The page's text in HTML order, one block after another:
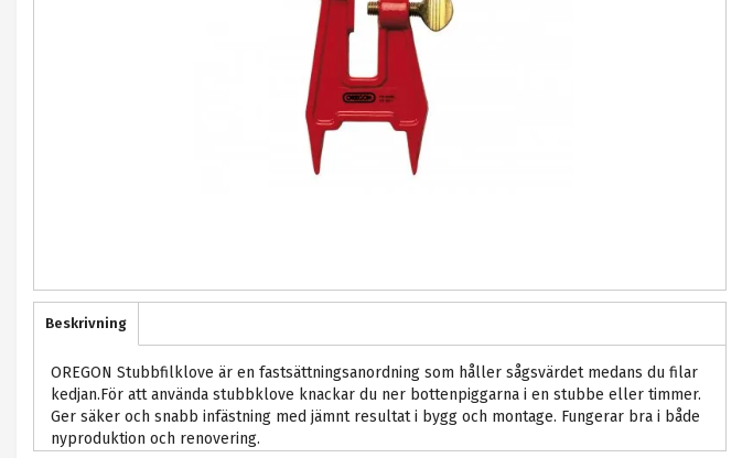
Beskrivning
OREGON Stubbfilklove är en fastsättningsanordning som håller sågsvärdet medans du filar
kedjan.För att använda stubbklove knackar du ner bottenpiggarna i en stubbe eller timmer.
Ger säker och snabb infästning med jämnt resultat i bygg och montage. Fungerar bra i både
nyproduktion och renovering.